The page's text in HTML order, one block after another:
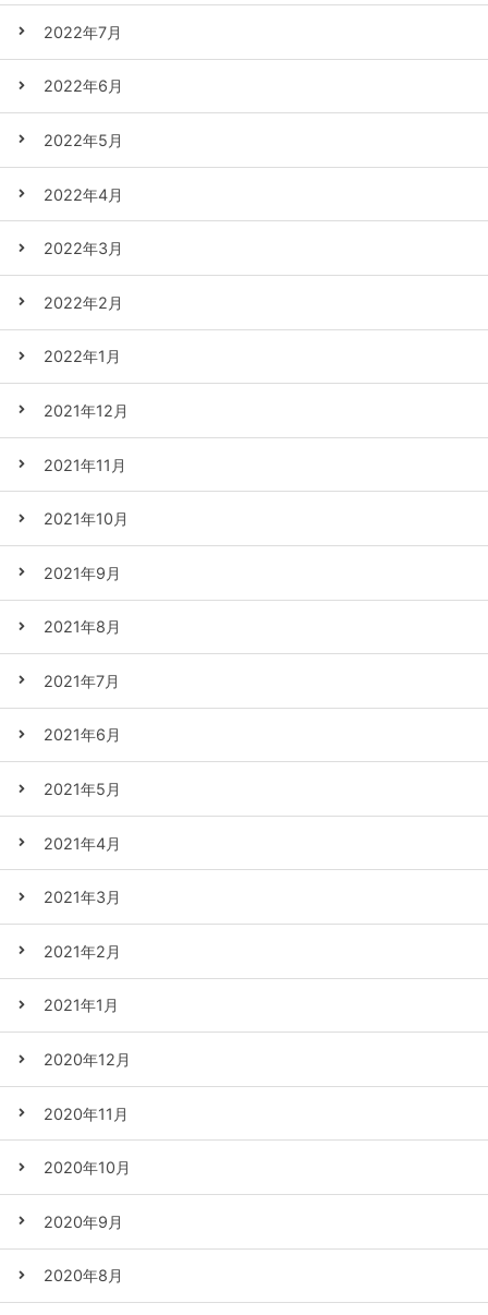
2022年7月
2022年6月
2022年5月
2022年4月
2022年3月
2022年2月
2022年1月
2021年12月
2021年11月
2021年10月
2021年9月
2021年8月
2021年7月
2021年6月
2021年5月
2021年4月
2021年3月
2021年2月
2021年1月
2020年12月
2020年11月
2020年10月
2020年9月
2020年8月